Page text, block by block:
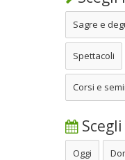
Sagre e
Spettacoli
Corsi e
Oggi